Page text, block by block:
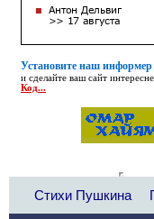
Установите наш информер
и сделайте ваш сайт
Код...
Стихи Пушкина